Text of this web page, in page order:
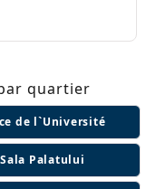
quartier
de l`Université
Sala Palatului